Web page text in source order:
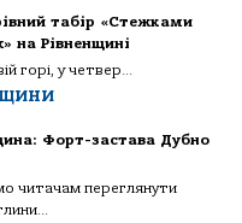
табір «Стежками
на Рівненщині
горі, у четвер...
Форт-застава Дубно
читачам переглянути